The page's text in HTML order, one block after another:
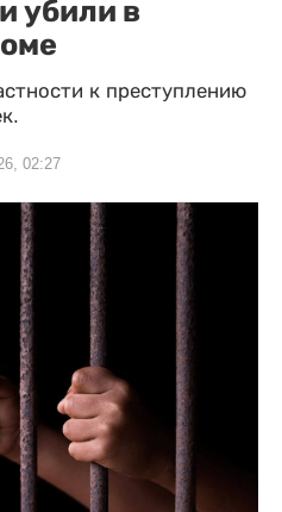
убили в
к преступлению
02:27